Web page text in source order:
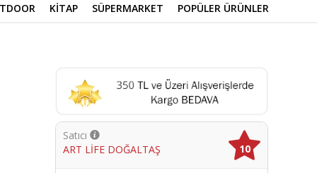
KİTAP SÜPERMARKET POPÜLER ÜRÜNLER
Satıcı
ART LİFE DOĞALTAŞ
10